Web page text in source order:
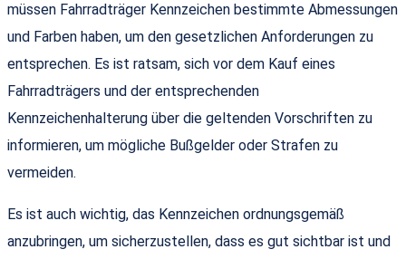
müssen Fahrradträger Kennzeichen bestimmte Abmessungen
und Farben haben, um den gesetzlichen Anforderungen zu
entsprechen. Es ist ratsam, sich vor dem Kauf eines
Fahrradträgers und der entsprechenden
Kennzeichenhalterung über die geltenden Vorschriften zu
informieren, um mögliche Bußgelder oder Strafen zu
vermeiden.
Es ist auch wichtig, das Kennzeichen ordnungsgemäß
anzubringen, um sicherzustellen, dass es gut sichtbar ist und